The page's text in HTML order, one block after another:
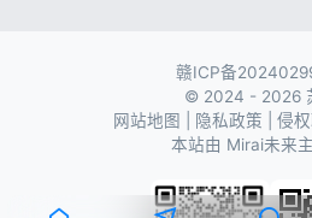
赣ICP备
© 2024 - 2026
网站地图
隐私政策 侵
本站由 Mirai未来